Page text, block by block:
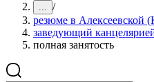
... /
резюме в Алексеевской
заведующий
полная занятость